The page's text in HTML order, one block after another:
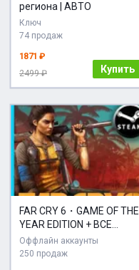
региона | АВТО
Ключ
74 продаж
1871 ₽
2499 ₽
Купить
FAR CRY 6・GAME OF THE
YEAR EDITION + ВСЕ
ДОПОЛНЕНИЯ・STEAM・
PC
Оффлайн аккаунты
250 продаж